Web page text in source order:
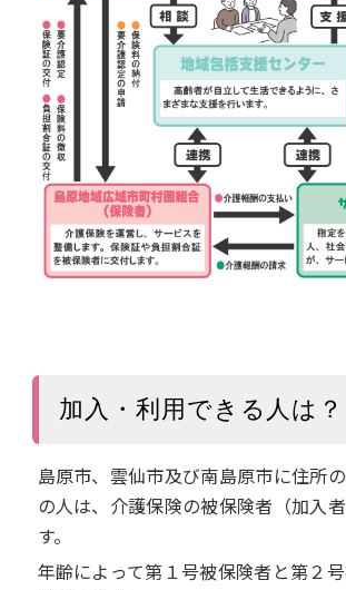
加入・利用できる人は？
島原市、雲仙市及び南島原市に住所
の人は、介護保険の被保険者（加入
す。
年齢によって第１号被保険者と第２